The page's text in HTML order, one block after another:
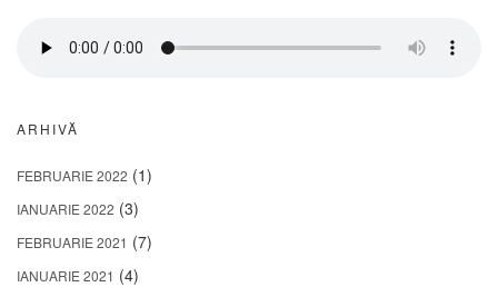
ARHIVĂ
FEBRUARIE 2022 (1)
IANUARIE 2022 (3)
FEBRUARIE 2021 (7)
IANUARIE 2021 (4)